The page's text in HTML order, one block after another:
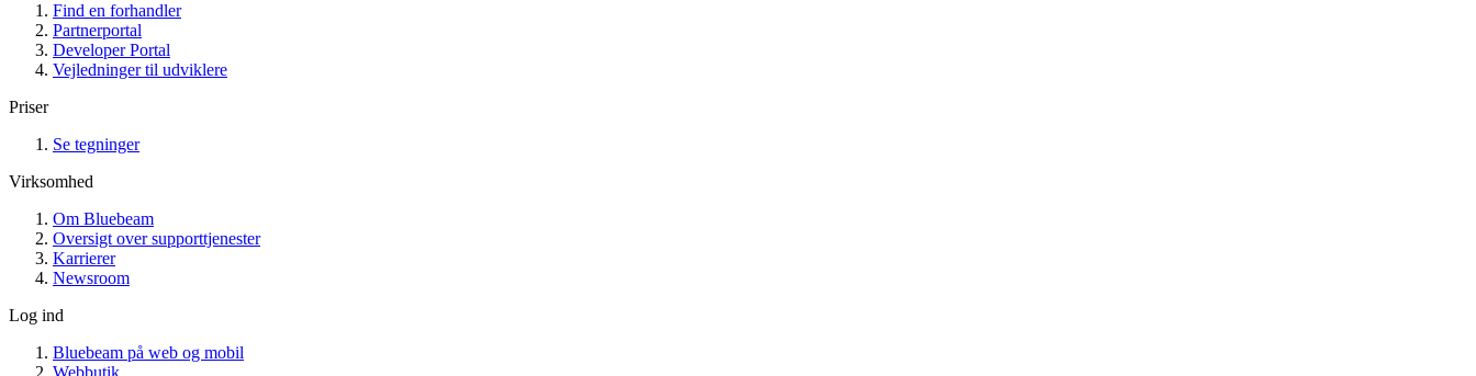
Find en forhandler
Partnerportal
Developer Portal
Vejledninger til udviklere
Priser
Se tegninger
Virksomhed
Om Bluebeam
Oversigt over supporttjenester
Karrierer
Newsroom
Log ind
Bluebeam på web og mobil